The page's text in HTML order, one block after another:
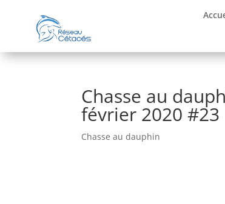
Chasse au
février 2020 #23
Chasse au dauphin